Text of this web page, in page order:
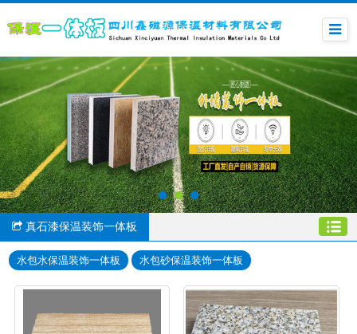
真石漆保温装饰一体板
水包水保温装饰一体板 水包砂保温装饰一体板